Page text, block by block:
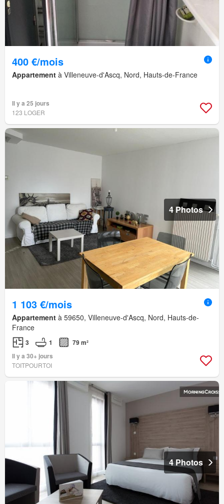
400 €/mois
Appartement à Villeneuve-d'Ascq, Nord, Hauts-de-France
Il y a 25 jours
123 LOGER
4 Photos
1 103 €/mois
Appartement à 59650, Villeneuve-d'Ascq, Nord, Hauts-de-
France
3 1
79 m²
Il y a 30+ jours
TOITPOURTOI
4 Photos